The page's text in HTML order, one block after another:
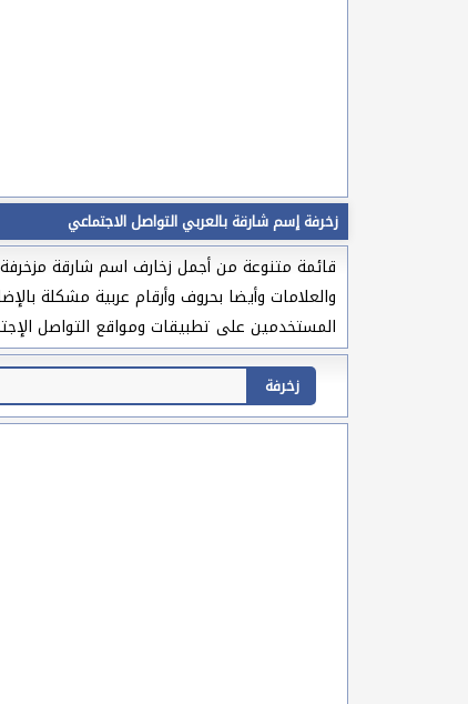
زخرفة إسم شارقة بالعربي التواصل الاجتماعي
قائمة متنوعة من أجمل زخارف اسم شارقة مزخرفة
والعلامات وأيضا بحروف وأرقام عربية مشكلة
المستخدمين على تطبيقات ومواقع التواصل
زخرفة